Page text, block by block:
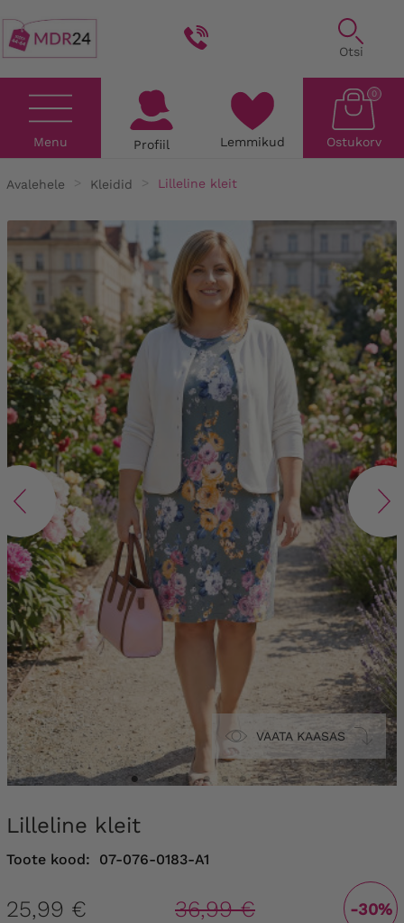
Otsi
Menu Profiil Lemmikud Ostukorv
0
Avalehele Kleidid Lilleline kleit
VAATA KAASAS
Lilleline kleit
Toote kood: 07-076-0183-A1
25,99 € 36,99 € -30%